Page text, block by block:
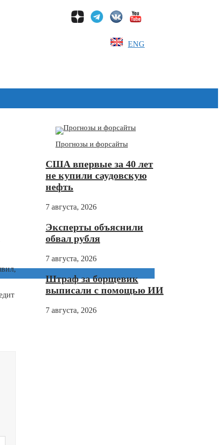
ENG
Прогнозы и форсайты
США впервые за 40 лет
не купили саудовскую
нефть
7 августа, 2026
Эксперты объяснили
обвал рубля
7 августа, 2026
Штраф за борщевик
выписали с помощью ИИ
7 августа, 2026